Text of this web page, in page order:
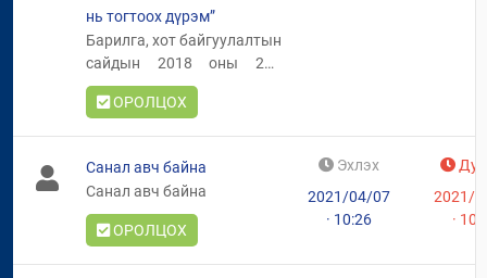
нь тогтоох дүрэм”
Барилга, хот байгуулалтын
сайдын 2018 оны 218
дугаар тушаалаар
батлагдсан “Барилга,
зориулалт, хүчин чадлаар
нь тогтоох дүрэм”- ийг
шинэчлэн боловсруулсан
төсөлтэй танилцаж
саналаа ирүүлэхийг хүсье.
ОРОЛЦОХ
Санал авч байна
Санал авч байна
ОРОЛЦОХ
Эхлэх
2021/04/07
· 10:26
2021/
·